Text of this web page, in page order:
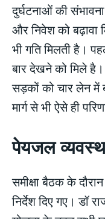
दुर्घटनाओं की
और निवेश को बढ़ावा
भी गति मिलती है।
बार देखने को मिले है।
सड़कों को चार लेन में
मार्ग से भी ऐसे ही
पेयजल
समीक्षा बैठक के
निर्देश दिए गए। डॉ